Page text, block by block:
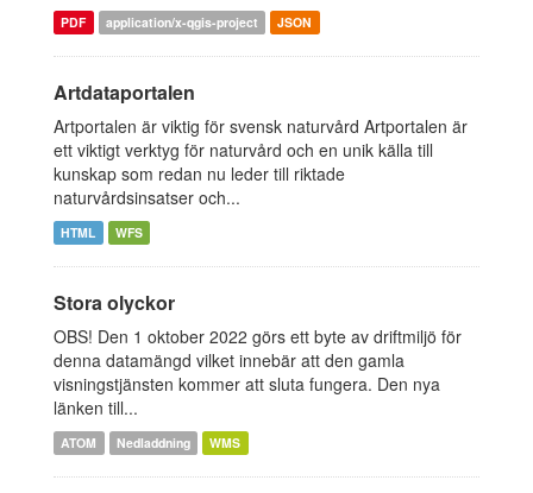
PDF application/x-qgis-project JSON
Artdataportalen
Artportalen är viktig för svensk naturvård Artportalen är
ett viktigt verktyg för naturvård och en unik källa till
kunskap som redan nu leder till riktade
naturvårdsinsatser och...
HTML WFS
Stora olyckor
OBS! Den 1 oktober 2022 görs ett byte av driftmiljö för
denna datamängd vilket innebär att den gamla
visningstjänsten kommer att sluta fungera. Den nya
länken till...
ATOM Nedladdning WMS